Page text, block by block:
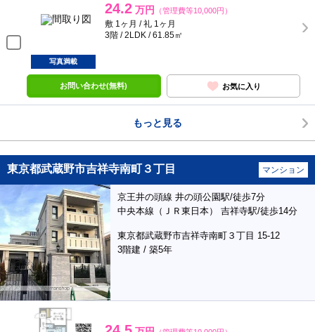
24.2 万円 （管理費等10,000円）
敷 1ヶ月 / 礼 1ヶ月
3階 / 2LDK / 61.85㎡
写真満載
お問い合わせ(無料) お気に入り
もっと見る
東京都武蔵野市吉祥寺南町３丁目 マンション
京王井の頭線 井の頭公園駅/徒歩7分
中央本線（ＪＲ東日本） 吉祥寺駅/徒歩14分
東京都武蔵野市吉祥寺南町３丁目 15-12
3階建 / 築5年